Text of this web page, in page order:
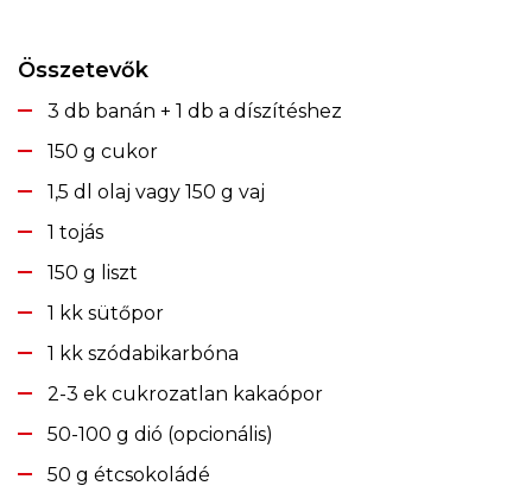
Összetevők
3 db banán + 1 db a díszítéshez
150 g cukor
1,5 dl olaj vagy 150 g vaj
1 tojás
150 g liszt
1 kk sütőpor
1 kk szódabikarbóna
2-3 ek cukrozatlan kakaópor
50-100 g dió (opcionális)
50 g étcsokoládé